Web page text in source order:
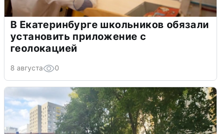
В Екатеринбурге школьников обязали
установить приложение с
геолокацией
8 августа 0